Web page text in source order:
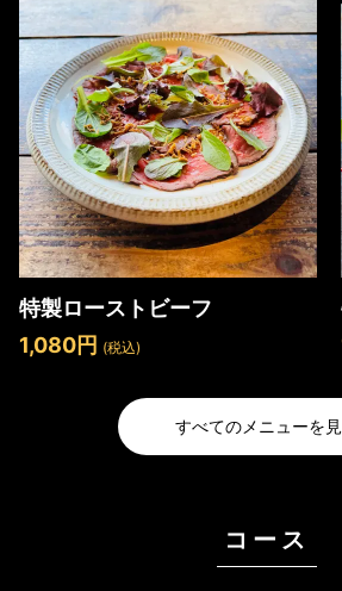
特製ローストビーフ
1,080円 (税込)
すべてのメニューを
コース